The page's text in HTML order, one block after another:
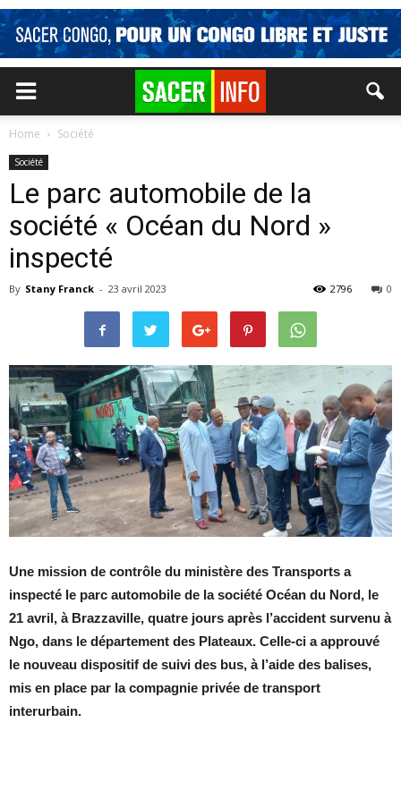
Home Société
Société
Le parc automobile de la
société « Océan du Nord »
inspecté
By Stany Franck - 23 avril 2023 0
2796
Une mission de contrôle du ministère des Transports a
inspecté le parc automobile de la société Océan du Nord, le
21 avril, à Brazzaville, quatre jours après l’accident survenu à
Ngo, dans le département des Plateaux. Celle-ci a approuvé
le nouveau dispositif de suivi des bus, à l’aide des balises,
mis en place par la compagnie privée de transport
interurbain.